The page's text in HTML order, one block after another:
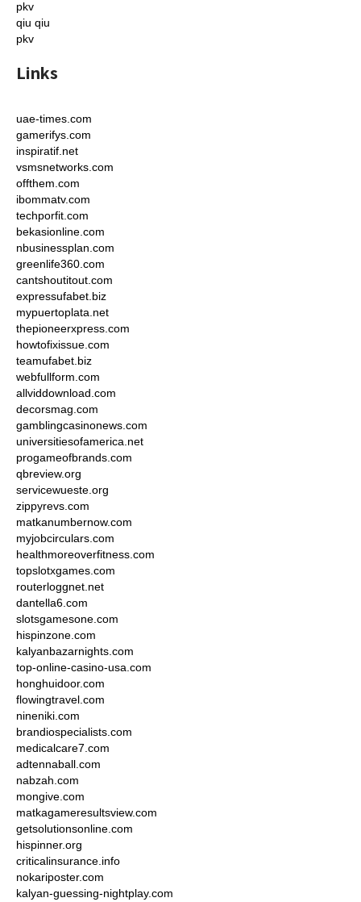
pkv
qiu qiu
pkv
Links
uae-times.com
gamerifys.com
inspiratif.net
vsmsnetworks.com
offthem.com
ibommatv.com
techporfit.com
bekasionline.com
nbusinessplan.com
greenlife360.com
cantshoutitout.com
expressufabet.biz
mypuertoplata.net
thepioneerxpress.com
howtofixissue.com
teamufabet.biz
webfullform.com
allviddownload.com
decorsmag.com
gamblingcasinonews.com
universitiesofamerica.net
progameofbrands.com
qbreview.org
servicewueste.org
zippyrevs.com
matkanumbernow.com
myjobcirculars.com
healthmoreoverfitness.com
topslotxgames.com
routerloggnet.net
dantella6.com
slotsgamesone.com
hispinzone.com
kalyanbazarnights.com
top-online-casino-usa.com
honghuidoor.com
flowingtravel.com
nineniki.com
brandiospecialists.com
medicalcare7.com
adtennaball.com
nabzah.com
mongive.com
matkagameresultsview.com
getsolutionsonline.com
hispinner.org
criticalinsurance.info
nokariposter.com
kalyan-guessing-nightplay.com